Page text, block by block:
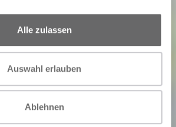
Alle zulassen
Auswahl erlauben
Ablehnen